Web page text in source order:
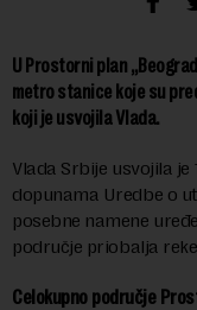
U Prostorni plan
metro stanice koje su
koji je usvojila Vlada.
Vlada Srbije usvojila
dopunama Uredbe o
posebne namene
područje priobalja
Celokupno područje